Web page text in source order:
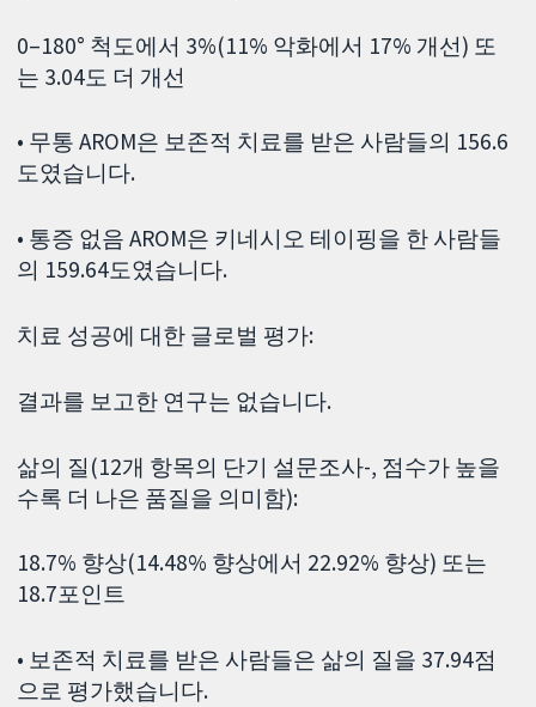
0–180° 척도에서 3%(11% 악화에서 17% 개선) 또
는 3.04도 더 개선
• 무통 AROM은 보존적 치료를 받은 사람들의 156.6
도였습니다.
• 통증 없음 AROM은 키네시오 테이핑을 한 사람들
의 159.64도였습니다.
치료 성공에 대한 글로벌 평가:
결과를 보고한 연구는 없습니다.
삶의 질(12개 항목의 단기 설문조사-, 점수가 높을
수록 더 나은 품질을 의미함):
18.7% 향상(14.48% 향상에서 22.92% 향상) 또는
18.7포인트
• 보존적 치료를 받은 사람들은 삶의 질을 37.94점
으로 평가했습니다.